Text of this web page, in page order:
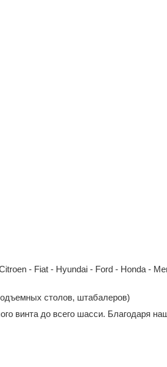
- Fiat - Hyundai - Ford - Honda -
столов, штабалеров)
винта до всего шасси. Благодаря